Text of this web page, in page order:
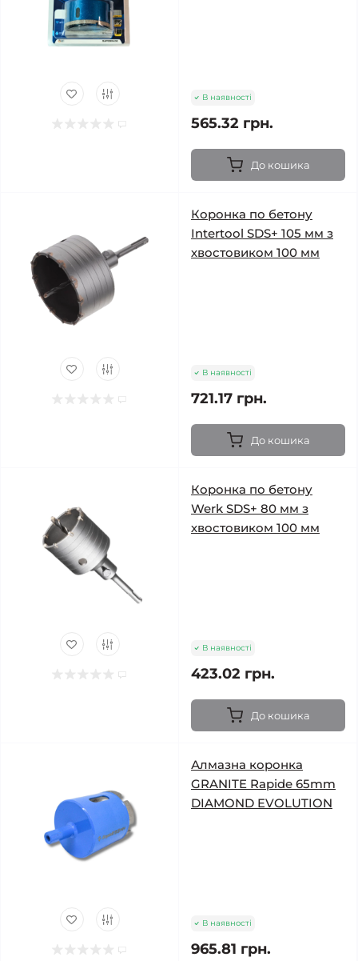
В наявності
565.32 грн.
До кошика
Коронка по бетону
Intertool SDS+ 105 мм з
хвостовиком 100 мм
В наявності
721.17 грн.
До кошика
Коронка по бетону
Werk SDS+ 80 мм з
хвостовиком 100 мм
В наявності
423.02 грн.
До кошика
Алмазна коронка
GRANITE Rapide 65mm
DIAMOND EVOLUTION
В наявності
965.81 грн.